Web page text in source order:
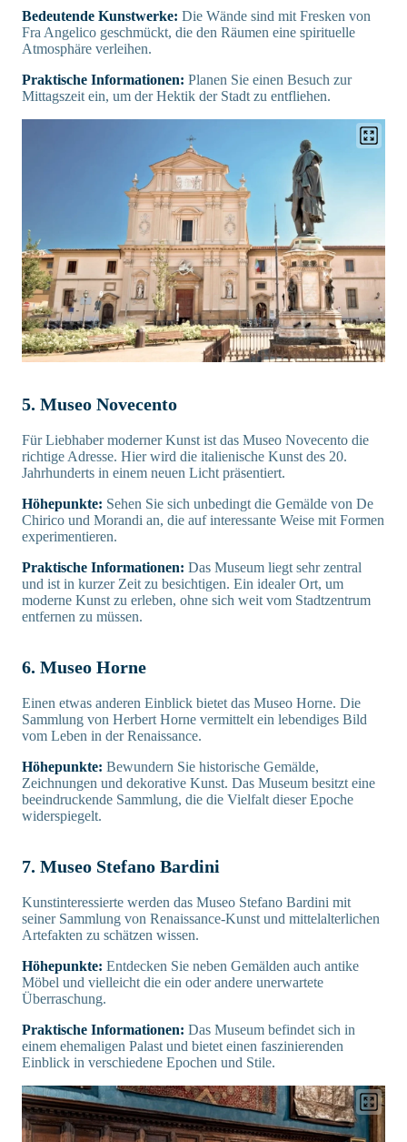
Bedeutende Kunstwerke: Die Wände sind mit Fresken von
Fra Angelico geschmückt, die den Räumen eine spirituelle
Atmosphäre verleihen.
Praktische Informationen: Planen Sie einen Besuch zur
Mittagszeit ein, um der Hektik der Stadt zu entfliehen.
5. Museo Novecento
Für Liebhaber moderner Kunst ist das Museo Novecento die
richtige Adresse. Hier wird die italienische Kunst des 20.
Jahrhunderts in einem neuen Licht präsentiert.
Höhepunkte: Sehen Sie sich unbedingt die Gemälde von De
Chirico und Morandi an, die auf interessante Weise mit Formen
experimentieren.
Praktische Informationen: Das Museum liegt sehr zentral
und ist in kurzer Zeit zu besichtigen. Ein idealer Ort, um
moderne Kunst zu erleben, ohne sich weit vom Stadtzentrum
entfernen zu müssen.
6. Museo Horne
Einen etwas anderen Einblick bietet das Museo Horne. Die
Sammlung von Herbert Horne vermittelt ein lebendiges Bild
vom Leben in der Renaissance.
Höhepunkte: Bewundern Sie historische Gemälde,
Zeichnungen und dekorative Kunst. Das Museum besitzt eine
beeindruckende Sammlung, die die Vielfalt dieser Epoche
widerspiegelt.
7. Museo Stefano Bardini
Kunstinteressierte werden das Museo Stefano Bardini mit
seiner Sammlung von Renaissance-Kunst und mittelalterlichen
Artefakten zu schätzen wissen.
Höhepunkte: Entdecken Sie neben Gemälden auch antike
Möbel und vielleicht die ein oder andere unerwartete
Überraschung.
Praktische Informationen: Das Museum befindet sich in
einem ehemaligen Palast und bietet einen faszinierenden
Einblick in verschiedene Epochen und Stile.